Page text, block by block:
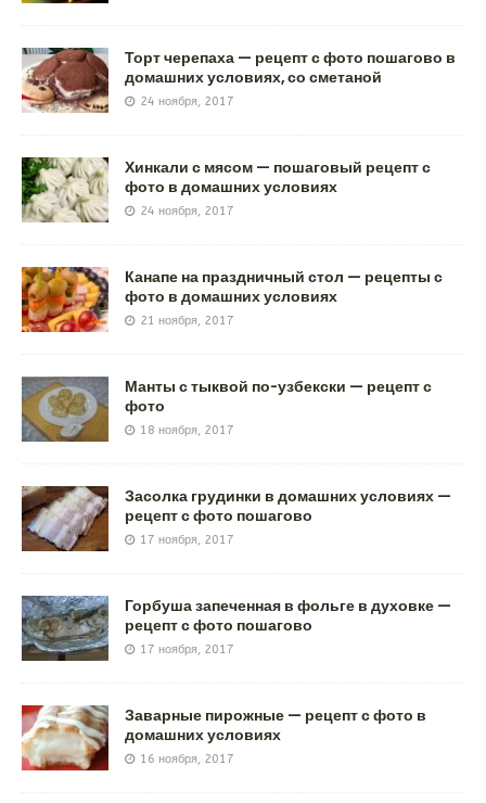
Торт черепаха — рецепт с фото пошагово в
домашних условиях, со сметаной
24 ноября, 2017
Хинкали с мясом — пошаговый рецепт с
фото в домашних условиях
24 ноября, 2017
Канапе на праздничный стол — рецепты с
фото в домашних условиях
21 ноября, 2017
Манты с тыквой по-узбекски — рецепт с
фото
18 ноября, 2017
Засолка грудинки в домашних условиях —
рецепт с фото пошагово
17 ноября, 2017
Горбуша запеченная в фольге в духовке —
рецепт с фото пошагово
17 ноября, 2017
Заварные пирожные — рецепт с фото в
домашних условиях
16 ноября, 2017